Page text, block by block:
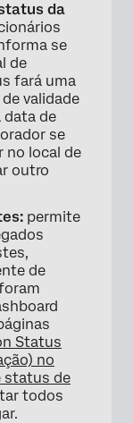
o
de
da
se
de
fará uma
validade
data de
se
no local de
outro
permite
de
Status
no
status de
todos